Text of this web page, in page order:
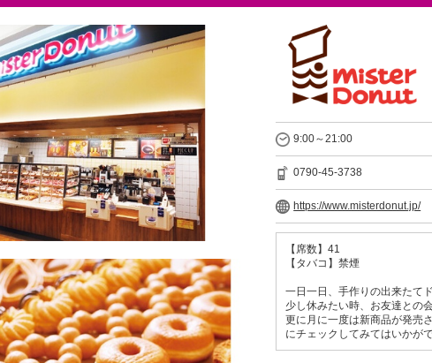
9:00～21:00
0790-45-3738
https://www.misterdonut.jp/
【席数】41
【タバコ】禁煙
一日一日、手作りの出来たて
少し休みたい時、お友達との
更に月に一度は新商品が発売
にチェックしてみてはいかが